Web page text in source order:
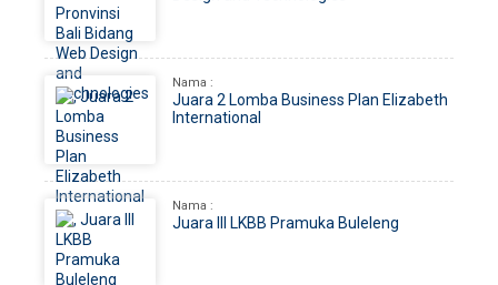
Nama :
Juara 2 Lomba Business Plan Elizabeth
International
Nama :
Juara III LKBB Pramuka Buleleng